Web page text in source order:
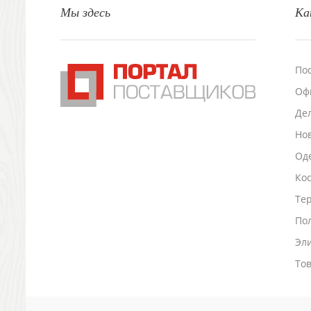
Подставки для визиток записок телефонов
Промо
Антистрессы
Мы здесь